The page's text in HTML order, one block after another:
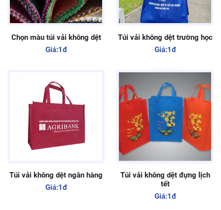
Chọn màu túi vải không dệt
Giá:1đ
Túi vải không dệt trường học
Giá:1đ
Túi vải không dệt ngân hàng
Giá:1đ
Túi vải không dệt đựng lịch
tết
Giá:1đ